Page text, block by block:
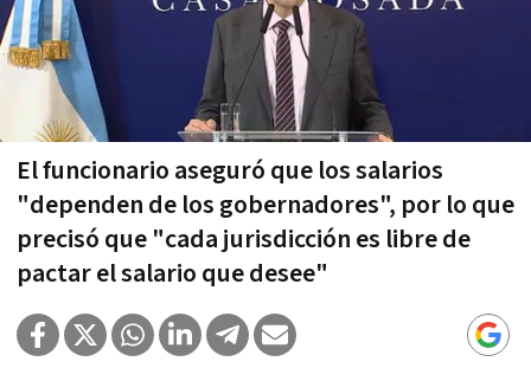
El funcionario aseguró que los salarios
"dependen de los gobernadores", por lo que
precisó que "cada jurisdicción es libre de
pactar el salario que desee"